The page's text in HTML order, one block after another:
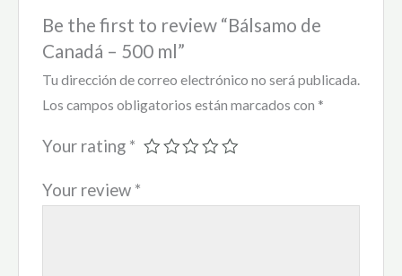
Be the first to review “Bálsamo de
Canadá – 500 ml”
Tu dirección de correo electrónico no será publicada.
Los campos obligatorios están marcados con *
Your rating *
Your review *